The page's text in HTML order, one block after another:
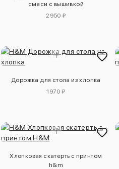
смеси с вышивкой
2950 ₽
Дорожка для стола из хлопка
1970 ₽
Хлопковая скатерть с принтом
h&m